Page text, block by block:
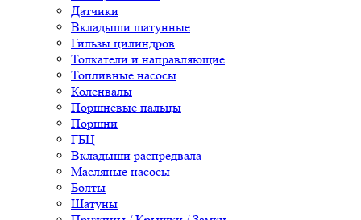
Датчики
Вкладыши шатунные
Гильзы цилиндров
Толкатели и направляющие
Топливные насосы
Коленвалы
Поршневые пальцы
Поршни
ГБЦ
Вкладыши распредвала
Масляные насосы
Болты
Шатуны